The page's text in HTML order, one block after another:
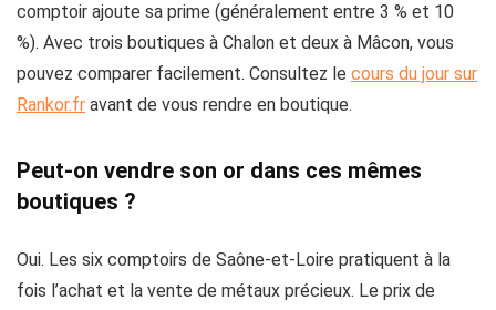
comptoir ajoute sa prime (généralement entre 3 % et 10
%). Avec trois boutiques à Chalon et deux à Mâcon, vous
pouvez comparer facilement. Consultez le cours du jour sur
Rankor.fr avant de vous rendre en boutique.
Peut-on vendre son or dans ces mêmes
boutiques ?
Oui. Les six comptoirs de Saône-et-Loire pratiquent à la
fois l’achat et la vente de métaux précieux. Le prix de